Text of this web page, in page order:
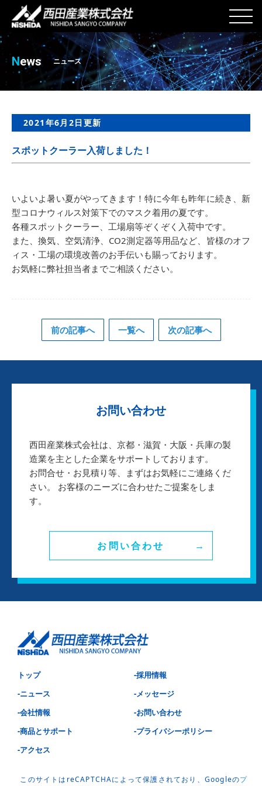
News ニュース
2021年6月2日更新
スポットクーラー入荷しました！
いよいよ暑い夏がやってきます！特に今年も昨年に続き、新
型コロナウィルス対策下でのマスク着用の夏です。
各種スポットクーラー、工場扇等ぞくぞく入荷中です。
また、換気、空気清浄、CO2測定器等用品など、皆様のオフ
ィス・工場の環境改善のお手伝いも賜っております。
お気軽に弊社担当者までご相談ください。
前の記事へ 一覧へ 次の記事へ
お問い合わせ
西田産業株式会社は、京都・滋賀・大阪・兵庫の製
造業を主とした企業をサポートしております。
お問合せ・お見積り等、まずはお気軽にご連絡くだ
さい。 お客様のニーズに合わせたご提案をしま
す。
お問い合わせ
トップ
-ニュース
-会社情報
-商品とサポート
-アクセス
-採用情報
-メッセージ
-お問い合わせ
-プライバシーポリシー
このサイトはreCAPTCHAによって保護されており、Googleのプ